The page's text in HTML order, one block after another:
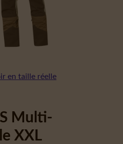
en taille réelle
Multi-
XXL